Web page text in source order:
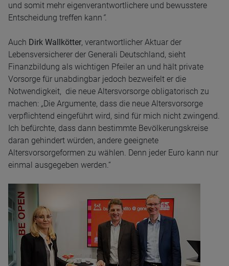
und somit mehr eigenverantwortlichere und bewusstere
Entscheidung treffen kann “.
Auch Dirk Wallkötter, verantwortlicher Aktuar der
Lebensversicherer der Generali Deutschland, sieht
Finanzbildung als wichtigen Pfeiler an und hält private
Vorsorge für unabdingbar jedoch bezweifelt er die
Notwendigkeit, die neue Altersvorsorge obligatorisch zu
machen: „Die Argumente, dass die neue Altersvorsorge
verpflichtend eingeführt wird, sind für mich nicht zwingend.
Ich befürchte, dass dann bestimmte Bevölkerungskreise
daran gehindert würden, andere geeignete
Altersvorsorgeformen zu wählen. Denn jeder Euro kann nur
einmal ausgegeben werden.“